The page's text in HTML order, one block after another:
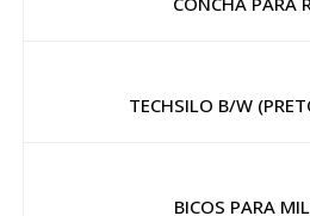
TECHSILO B/W
BICOS PARA